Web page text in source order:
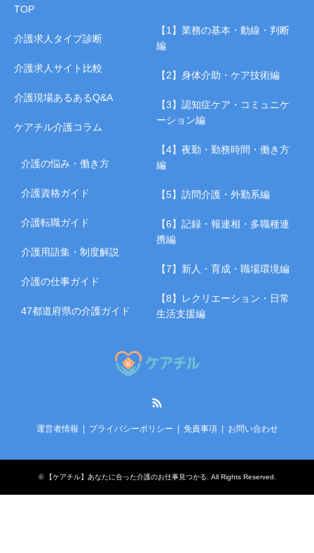
TOP
介護求人タイプ診断
介護求人サイト比較
介護現場あるあるQ&A
ケアチル介護コラム
介護の悩み・働き方
介護資格ガイド
介護転職ガイド
介護用語集・制度解説
介護の仕事ガイド
47都道府県の介護ガイド
【1】業務の基本・動線・判断
編
【2】身体介助・ケア技術編
【3】認知症ケア・コミュニケ
ーション編
【4】夜勤・勤務時間・働き方
編
【5】訪問介護・外勤系編
【6】記録・報連相・多職種連
携編
【7】新人・育成・職場環境編
【8】レクリエーション・日常
生活支援編
運営者情報 プライバシーポリシー 免責事項 お問い合わせ
© 【ケアチル】あなたに合った介護のお仕事見つかる . All Rights Reserved.